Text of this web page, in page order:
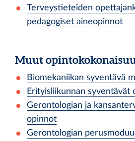
Terveystieteiden
pedagogiset aineopinnot
Muut
Biomekaniikan syventävä
Erityisliikunnan syventävät
Gerontologian ja
opinnot
Gerontologian